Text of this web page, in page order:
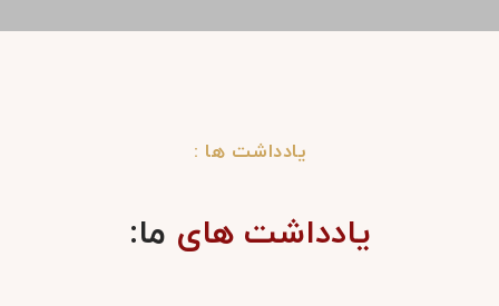
یادداشت ها :
یادداشت های ما: